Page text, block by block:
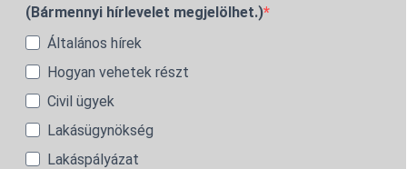
(Bármennyi hírlevelet megjelölhet.)
Általános hírek
Hogyan vehetek részt
Civil ügyek
Lakásügynökség
Lakáspályázat